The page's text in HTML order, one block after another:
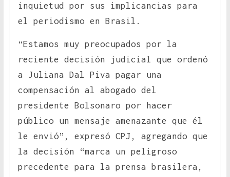
inquietud por sus implicancias para
el periodismo en Brasil.
“Estamos muy preocupados por la
reciente decisión judicial que ordenó
a Juliana Dal Piva pagar una
compensación al abogado del
presidente Bolsonaro por hacer
público un mensaje amenazante que él
le envió”, expresó CPJ, agregando que
la decisión “marca un peligroso
precedente para la prensa brasilera,